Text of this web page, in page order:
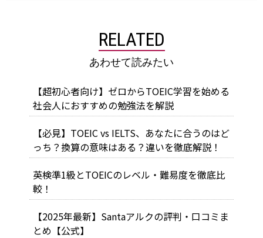
RELATED
あわせて読みたい
【超初心者向け】ゼロからTOEIC学習を始める
社会人におすすめの勉強法を解説
【必見】TOEIC vs IELTS、あなたに合うのはど
っち？換算の意味はある？違いを徹底解説！
英検準1級とTOEICのレベル・難易度を徹底比
較！
【2025年最新】Santaアルクの評判・口コミま
とめ【公式】